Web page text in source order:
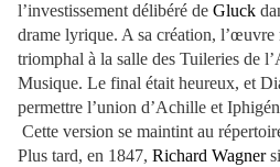
l’investissement délibéré de Gluck
drame lyrique. A sa création, l’œuvre
triomphal à la salle des Tuileries de
Musique. Le final était heureux, et
permettre l’union d’Achille et
Cette version se maintint au
Plus tard, en 1847, Richard Wagner